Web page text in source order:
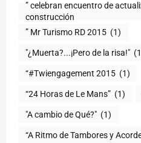
” celebran encuentro de
construcción
” Mr Turismo RD 2015 (1)
"¿Muerta?...¡Pero de la risa!"
“#Twiengagement 2015 (1)
“24 Horas de Le Mans” (1)
(1)
“A Ritmo de Tambores y